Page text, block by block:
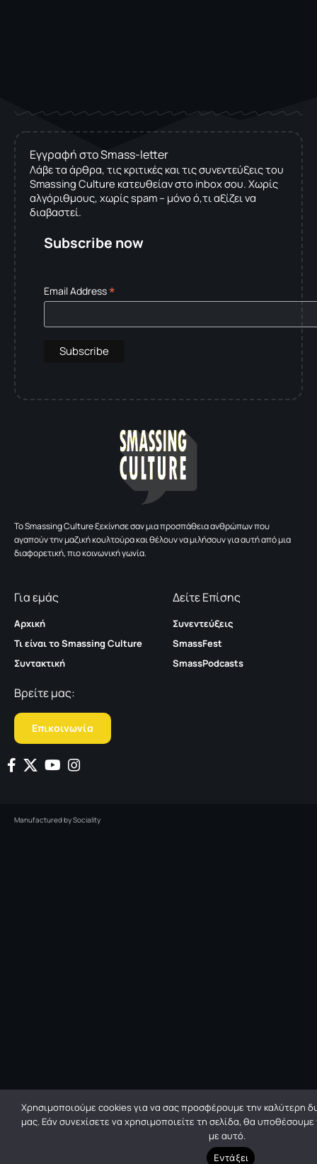
Εγγραφή στο Smass-letter
Λάβε τα άρθρα, τις κριτικές και τις συνεντεύξεις του
Smassing Culture κατευθείαν στο inbox σου. Χωρίς
αλγόριθμους, χωρίς spam – μόνο ό,τι αξίζει να
διαβαστεί.
Subscribe now
Email Address*
To Smassing Culture ξεκίνησε σαν μια προσπάθεια ανθρώπων που
αγαπούν την μαζική κουλτούρα και θέλουν να μιλήσουν για αυτή από μια
διαφορετική, πιο κοινωνική γωνία.
Για εμάς
Αρχική
Τι είναι το Smassing Culture
Συντακτική
Δείτε Επίσης
Συνεντεύξεις
SmassFest
SmassPodcasts
Βρείτε μας:
Επικοινωνία
Manufactured bySociality
Χρησιμοποιούμε cookies για να σας προσφέρουμε την καλύτερη
μας. Εάν συνεχίσετε να χρησιμοποιείτε τη σελίδα, θα
με αυτό.
Εντάξει